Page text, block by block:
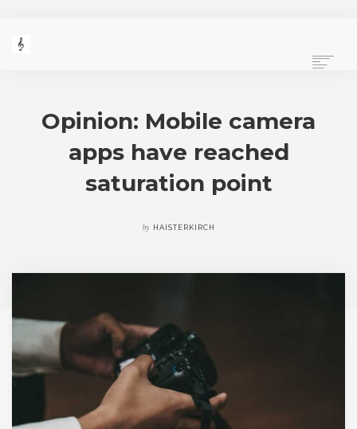
PORTRAITS
VIDEO GALERIE
IMPRESSUM / KONTAKT
Opinion: Mobile camera
apps have reached
saturation point
by HAISTERKIRCH